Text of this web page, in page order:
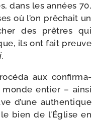
dans les années 70,
où l’on prê­chait un
des prêtres qui
ils ont fait preuve
.
aux confir­ma­
entier – ain­si
d’une authen­tique
bien de l’Église en